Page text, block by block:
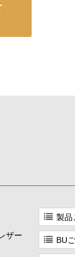
ザー
製品
BU